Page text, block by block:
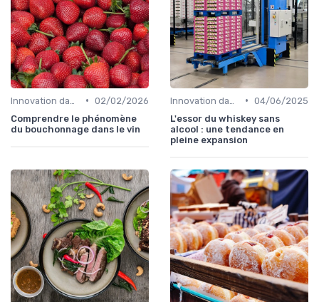
• 02/02/2026
Comprendre le phénomène
du bouchonnage dans le vin
• 04/06/2025
L'essor du whiskey sans
alcool : une tendance en
pleine expansion